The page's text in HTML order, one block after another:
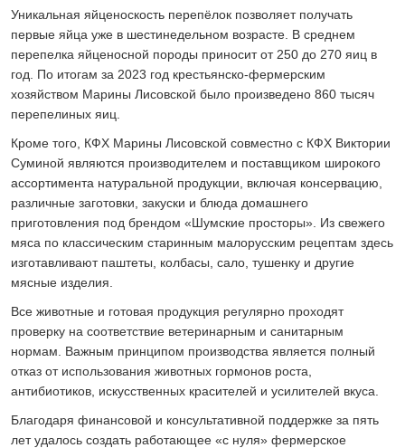
Уникальная яйценоскость перепёлок позволяет получать
первые яйца уже в шестинедельном возрасте. В среднем
перепелка яйценосной породы приносит от 250 до 270 яиц в
год. По итогам за 2023 год крестьянско-фермерским
хозяйством Марины Лисовской было произведено 860 тысяч
перепелиных яиц.
Кроме того, КФХ Марины Лисовской совместно с КФХ Виктории
Суминой являются производителем и поставщиком широкого
ассортимента натуральной продукции, включая консервацию,
различные заготовки, закуски и блюда домашнего
приготовления под брендом «Шумские просторы». Из свежего
мяса по классическим старинным малорусским рецептам здесь
изготавливают паштеты, колбасы, сало, тушенку и другие
мясные изделия.
Все животные и готовая продукция регулярно проходят
проверку на соответствие ветеринарным и санитарным
нормам. Важным принципом производства является полный
отказ от использования животных гормонов роста,
антибиотиков, искусственных красителей и усилителей вкуса.
Благодаря финансовой и консультативной поддержке за пять
лет удалось создать работающее «с нуля» фермерское